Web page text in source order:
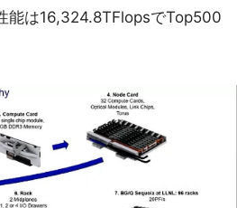
能は16,324.8TFlopsでTop500